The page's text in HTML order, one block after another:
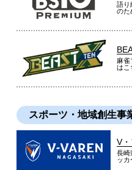
語り
のた
麻雀
はこ
スポーツ・地域創生事
V
長崎
ッカ